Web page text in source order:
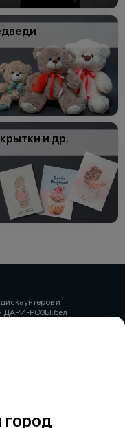
и др.
и
ДАРИ-РОЗЫ.бел
в Торговом
района г.
Мы принимаем
уточняйте